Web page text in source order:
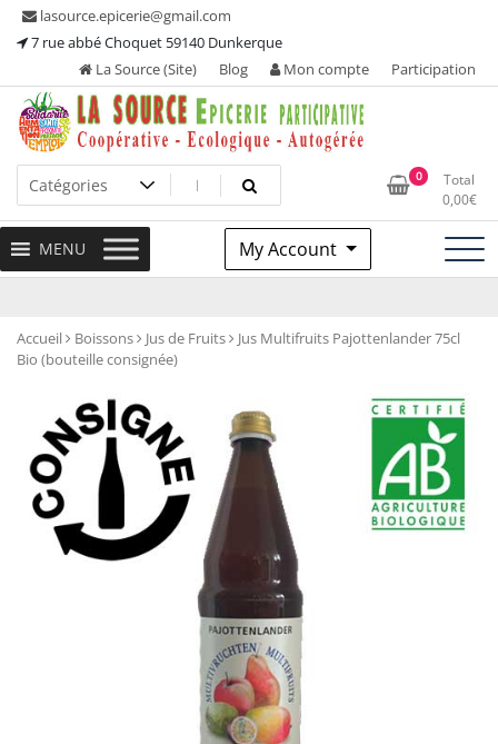
Skip lasource.epicerie@gmail.com
7 rue abbé Choquet 59140 Dunkerque
La Source (Site)
Blog Mon compte Participation
La Source – Epicerie
Participative
Ou tous les adhérents sont propriétaires et participent à la
maintenance de leur épicerie!
0
Total
0,00€
MENU My Account
Accueil Boissons Jus de Fruits
Jus Multifruits Pajottenlander 75cl
Bio (bouteille consignée)